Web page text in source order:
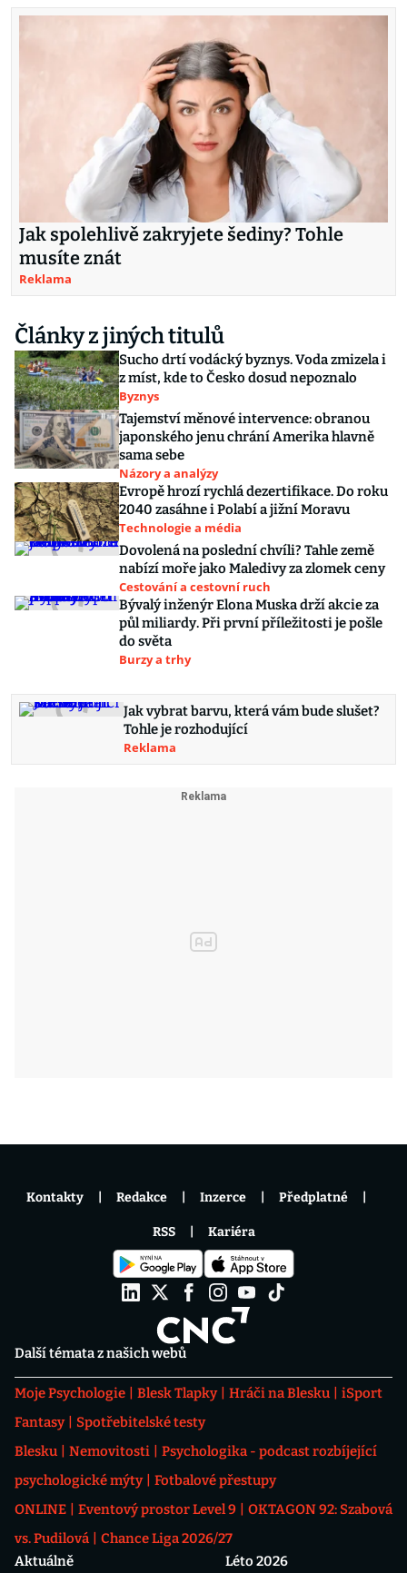
Jak spolehlivě zakryjete šediny? Tohle
musíte znát
Reklama
Články z jiných titulů
Sucho drtí vodácký byznys. Voda zmizela i
z míst, kde to Česko dosud nepoznalo
Byznys
Tajemství měnové intervence: obranou
japonského jenu chrání Amerika hlavně
sama sebe
Názory a analýzy
Evropě hrozí rychlá dezertifikace. Do roku
2040 zasáhne i Polabí a jižní Moravu
Technologie a média
Dovolená na poslední chvíli? Tahle země
nabízí moře jako Maledivy za zlomek ceny
Cestování a cestovní ruch
Bývalý inženýr Elona Muska drží akcie za
půl miliardy. Při první příležitosti je pošle
do světa
Burzy a trhy
Jak vybrat barvu, která vám bude slušet?
Tohle je rozhodující
Reklama
Další témata z našich webů
Moje Psychologie Blesk Tlapky Hráči na Blesku
iSport
Fantasy
Spotřebitelské testy
Blesku
Nemovitosti
Psychologika - podcast rozbíjející
psychologické mýty
Fotbalové přestupy
ONLINE
Eventový prostor Level 9
OKTAGON 92: Szabová
vs. Pudilová
Chance Liga 2026/27
Aktuálně
Léto 2026
Kontakty Redakce Inzerce Předplatné
RSS Kariéra